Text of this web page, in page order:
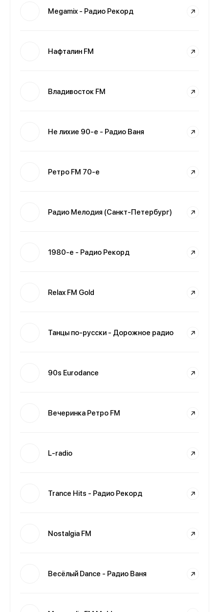
Megamix - Радио Рекорд
Нафталин FM
Владивосток FM
Не лихие 90-е - Радио Ваня
Ретро FM 70-е
Радио Мелодия (Санкт-Петербург)
1980-е - Радио Рекорд
Relax FM Gold
Танцы по-русски - Дорожное радио
90s Eurodance
Вечеринка Ретро FM
L-radio
Trance Hits - Радио Рекорд
Nostalgia FM
Весёлый Dance - Радио Ваня